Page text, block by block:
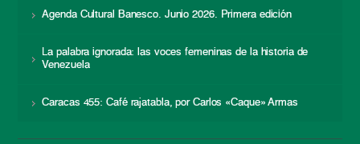
Agenda Cultural Banesco. Junio 2026. Primera edición
La palabra ignorada: las voces femeninas de la historia de
Venezuela
Caracas 455: Café rajatabla, por Carlos «Caque» Armas